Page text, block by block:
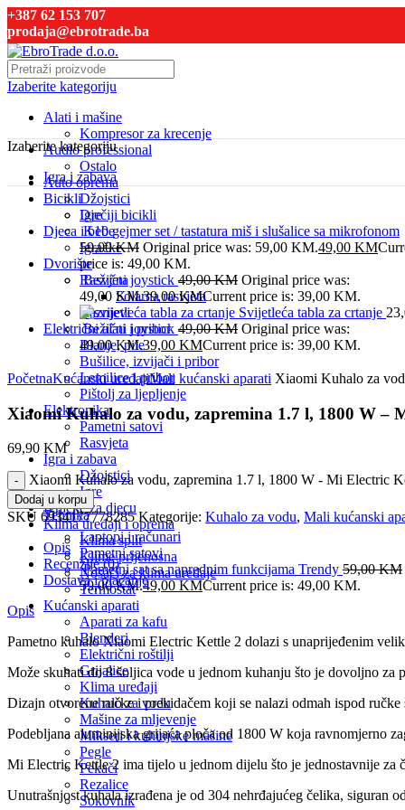
+387 62 153 707
prodaja@ebrotrade.ba
Izaberite kategoriju
Alati i mašine
Kompresor za krecenje
Audio professional
Ostalo
Auto oprema
Bicikli
Dječiji bicikli
Djeca i bebe
Igračke
Dvorište
Rasvjeta
Solarna rasvjeta
Raznjevi
Električni alati i pribor
Blanje, pile
Bušilice, izvijači i pribor
Lemilice i pribor
Pištolj za ljepljenje
Elektronika
Pametni satovi
Rasvjeta
Igra i zabava
Džojstici
Igre
Igračke za djecu
Klima uređaji i oprema
Klima split
Klime prijenosna
Nosači za klima uređaje
Termostat
Kućanski aparati
Aparati za kafu
Blenderi
Električni roštilji
Grijalice
Klima uređaji
Kuhalo za vodu
Mašine za mljevenje
Mikseri i kuhinjske mašine
Pegle
Pekači
Rezalice
Sokovnik
Izaberite kategoriju
Igra i zabava
Džojstici
Igre
K10 gejmer set / tastatura miš i slušalice sa mikrofonom
59,00KM Original price was: 59,00 KM.49,00 KM
price is: 49,00 KM.
Bežični joystick 49,00KM Original price was:
49,00 KM.39,00KMCurrent price is: 39,00 KM.
Svijetleća tabla za crtanje
Bežični joystick 49,00KM Original price was:
49,00 KM.39,00 KMCurrent price is: 39,00 KM.
Tehnika
Laptopi i računari
Pametni satovi
Pametni sat sa naprednim funkcijama Trendy 59,00KM
59,00 KM.49,00 KMCurrent price is: 49,00 KM.
Click to enlarge
PočetnaKućanski uređajiMali kućanski aparati Xiaomi Kuhalo za
Xiaomi Kuhalo za vodu, zapremina 1.7 l, 1800 W –
69,90 KM
Xiaomi Kuhalo za vodu, zapremina 1.7 l, 1800 W - Mi Electric
Dodaj u korpu
SKU 6934177778285Kategorije: Kuhalo za vodu, Mali kućanski
Opis
Recenzije (0)
Dostava i plaćanje
Opis
Pametno kuhalo Xiaomi Electric Kettle 2 dolazi s unaprijeđenim
Može skuhati do 8 šoljica vode u jednom kuhanju što je dovoljno za
Dizajn otvorene ručke i prekidačem koji se nalazi odmah ispod
Podebljana aluminijska grijaća ploča od 1800 W koja ravnomjerno
Mi Electric Kettle 2 ima tijelo u jednom dijelu što je jednostavnije za
Unutrašnjost kuhala izrađena je od 304 nehrđajućeg čelika,